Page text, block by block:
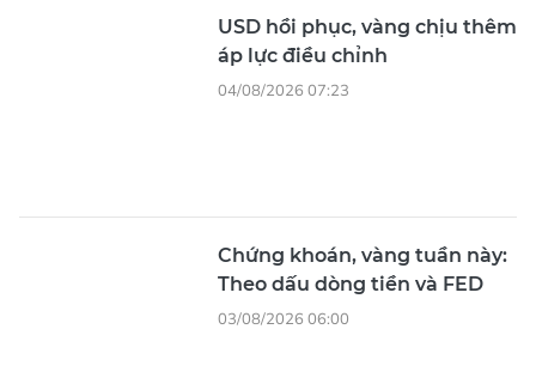
USD hồi phục, vàng chịu thêm
áp lực điều chỉnh
04/08/2026 07:23
Chứng khoán, vàng tuần này:
Theo dấu dòng tiền và FED
03/08/2026 06:00